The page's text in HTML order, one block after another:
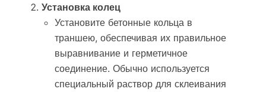
Установка колец
Установите бетонные кольца в
траншею, обеспечивая их правильное
выравнивание и герметичное
соединение. Обычно используется
специальный раствор для склеивания